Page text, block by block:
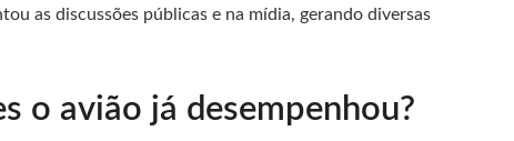
as discussões públicas e na mídia, gerando diversas
o avião já desempenhou?